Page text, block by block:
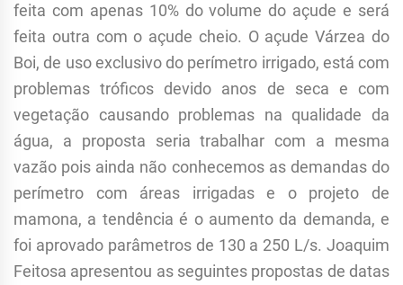
feita com apenas 10% do volume do açude e será
feita outra com o açude cheio. O açude Várzea do
Boi, de uso exclusivo do perímetro irrigado, está com
problemas tróficos devido anos de seca e com
vegetação causando problemas na qualidade da
água, a proposta seria trabalhar com a mesma
vazão pois ainda não conhecemos as demandas do
perímetro com áreas irrigadas e o projeto de
mamona, a tendência é o aumento da demanda, e
foi aprovado parâmetros de 130 a 250 L/s. Joaquim
Feitosa apresentou as seguintes propostas de datas